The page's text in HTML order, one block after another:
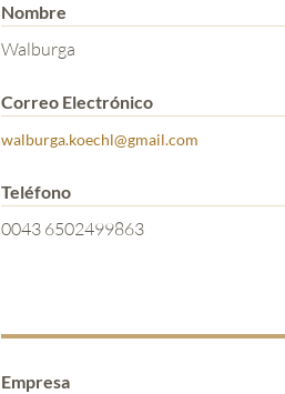
Nombre
Walburga
Correo Electrónico
walburga.koechl@gmail.com
Teléfono
0043 6502499863
Empresa